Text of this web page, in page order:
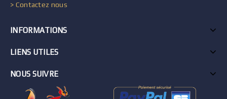
> Contactez nous
INFORMATIONS
LIENS UTILES
NOUS SUIVRE